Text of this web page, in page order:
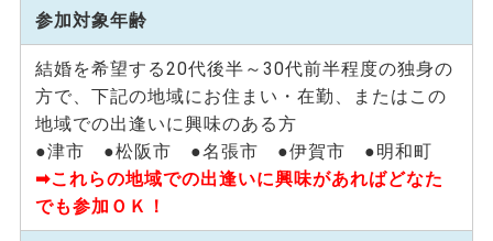
参加対象年齢
結婚を希望する20代後半～30代前半程度の独身の
方で、下記の地域にお住まい・在勤、またはこの
地域での出逢いに興味のある方
●津市 ●松阪市 ●名張市 ●伊賀市 ●明和町
➡これらの地域での出逢いに興味があればどなた
でも参加ＯＫ！